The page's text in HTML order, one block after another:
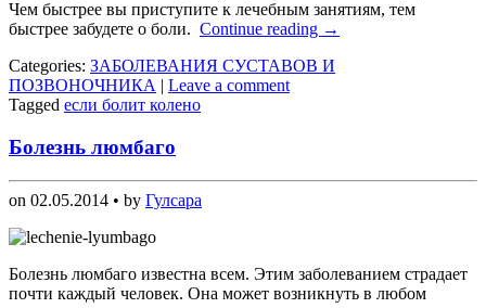
Чем быстрее вы приступите к лечебным занятиям, тем
быстрее забудете о боли. Continue reading →
Categories: ЗАБОЛЕВАНИЯ СУСТАВОВ И
ПОЗВОНОЧНИКА
Leave a comment
Tagged если болит колено
Болезнь люмбаго
on 02.05.2014 • by Гулсара
Болезнь люмбаго известна всем. Этим заболеванием страдает
почти каждый человек. Она может возникнуть в любом